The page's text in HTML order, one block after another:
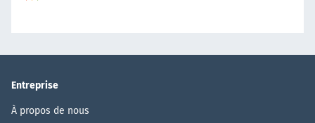
Entreprise
À propos de nous